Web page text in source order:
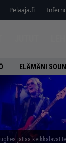
Pelaaja.fi
ELÄMÄNI
jättää keikkalavat